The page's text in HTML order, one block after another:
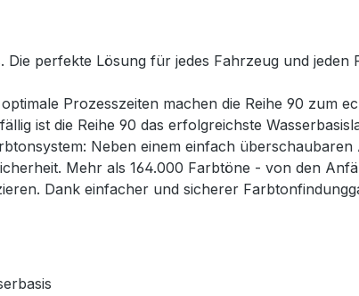
perfekte Lösung für jedes Fahrzeug und jeden
Prozesszeiten machen die Reihe 90
ist die Reihe 90 das erfolgreichste
Neben einem einfach
Mehr als 164.000 Farbtöne - von den
Dank einfacher und sicherer